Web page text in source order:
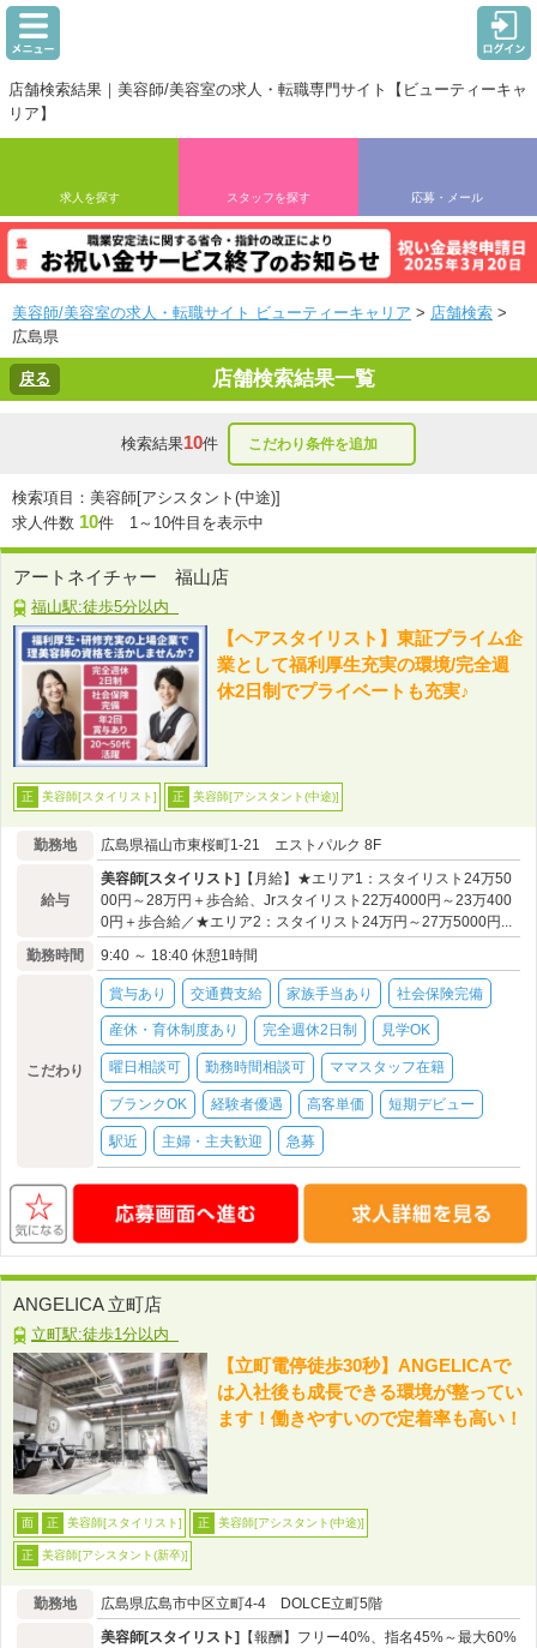
店舗検索結果｜美容師/美容室の求人・転職専門サイト【ビューティーキャ
リア】
求人を探す スタッフを探す 応募・メール
美容師/美容室の求人・転職サイト ビューティーキャリア > 店舗検索 >
広島県
戻る 店舗検索結果一覧
検索結果10件 こだわり条件を追加
検索項目：美容師[アシスタント(中途)]
求人件数 10件 1～10件目を表示中
アートネイチャー 福山店
福山駅:徒歩5分以内
【ヘアスタイリスト】東証プライム企
業として福利厚生充実の環境/完全週
休2日制でプライベートも充実♪
正 美容師[スタイリスト] 正 美容師[アシスタント(中途)]
勤務地 広島県福山市東桜町1-21 エストパルク 8F
給与
美容師[スタイリスト]
【月給】★エリア1：スタイリスト24万50
00円～28万円＋歩合給、Jrスタイリスト22万4000円～23万400
0円＋歩合給／★エリア2：スタイリスト24万円～27万5000円...
勤務時間
9:40 ～ 18:40 休憩1時間
こだわり
賞与あり 交通費支給 家族手当あり 社会保険完備
産休・育休制度あり 完全週休2日制 見学OK
曜日相談可 勤務時間相談可 ママスタッフ在籍
ブランクOK 経験者優遇 高客単価 短期デビュー
駅近 主婦・主夫歓迎 急募
ANGELICA 立町店
立町駅:徒歩1分以内
【立町電停徒歩30秒】ANGELICAで
は入社後も成長できる環境が整ってい
ます！働きやすいので定着率も高い！
面 正 美容師[スタイリスト] 正 美容師[アシスタント(中途)]
正 美容師[アシスタント(新卒)]
勤務地 広島県広島市中区立町4-4 DOLCE立町5階
美容師[スタイリスト]
【報酬】フリー40%、指名45%～最大60%